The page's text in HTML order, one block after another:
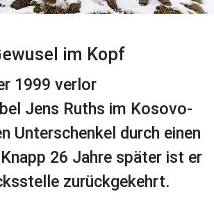
im Kopf
1999 verlor
Jens Ruths im Kosovo-
Unterschenkel durch einen
26 Jahre später ist er
zurückgekehrt.